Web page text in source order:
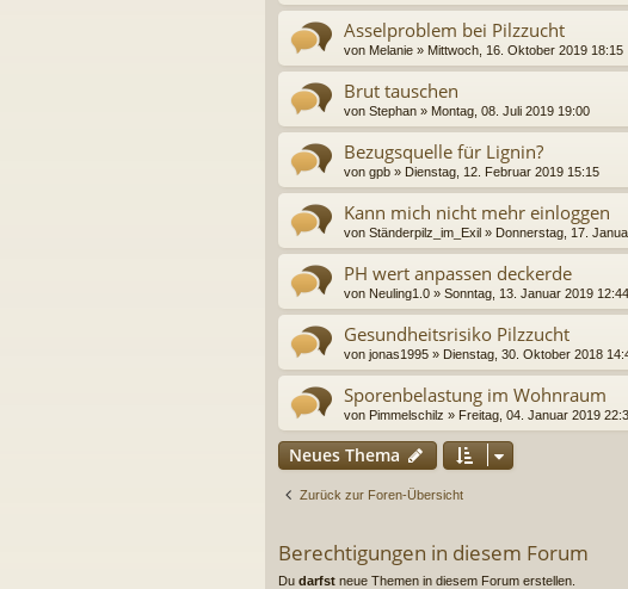
Asselproblem bei Pilzzucht
von Melanie » Mittwoch, 16. Oktober 2019 18:15
Brut tauschen
von Stephan » Montag, 08. Juli 2019 19:00
Bezugsquelle für Lignin?
von gpb » Dienstag, 12. Februar 2019 15:15
Kann mich nicht mehr einloggen
von Ständerpilz_im_Exil » Donnerstag, 17.
PH wert anpassen deckerde
von Neuling1.0 » Sonntag, 13. Januar 2019 12:44
Gesundheitsrisiko Pilzzucht
von jonas1995 » Dienstag, 30. Oktober 2018
Sporenbelastung im Wohnraum
von Pimmelschilz » Freitag, 04. Januar 2019
Neues Thema
Zurück zur Foren-Übersicht
Berechtigungen in diesem Forum
Du darfst neue Themen in diesem Forum erstellen.